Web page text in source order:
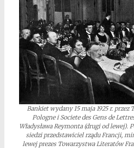
Bankiet wydany 15 maja 1925 r. przez
Pologne i Societe des Gens de
Władysława Reymonta (drugi od lewej).
siedzi przedstawiciel rządu Francji,
lewej prezes Towarzystwa Literatów